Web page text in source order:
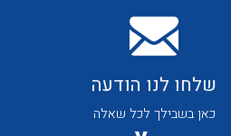
שלחו לנו הודעה
כאן בשבילך לכל שאלה